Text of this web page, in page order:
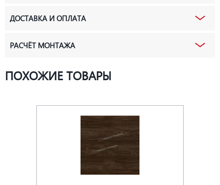
ДОСТАВКА И ОПЛАТА
РАСЧЁТ МОНТАЖА
ПОХОЖИЕ ТОВАРЫ